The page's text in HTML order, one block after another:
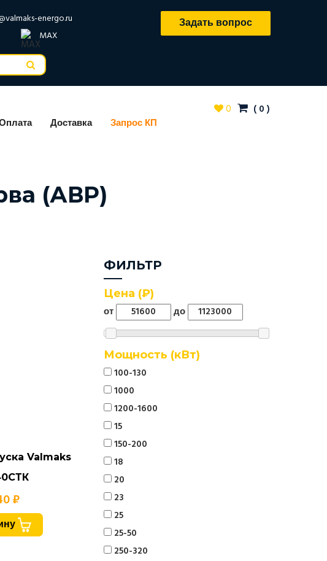
energo.ru
MAX
Задать вопрос
Доставка Запрос КП
0 ( 0)
(АВР)
Valmaks
₽
ФИЛЬТР
Цена (₽)
от до
Мощность (кВт)
100-130
1000
1200-1600
15
150-200
18
20
23
25
25-50
250-320